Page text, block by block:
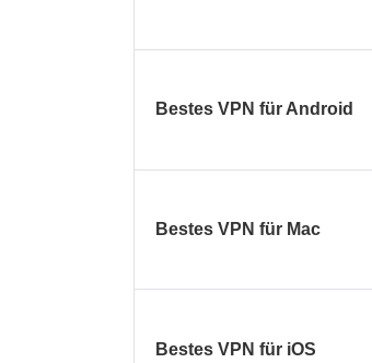
Bestes VPN für Android
Bestes VPN für Mac
Bestes VPN für iOS